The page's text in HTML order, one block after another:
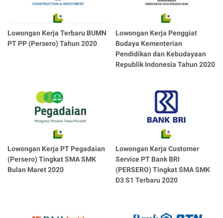
Lowongan Kerja Terbaru BUMN
PT PP (Persero) Tahun 2020
Lowongan Kerja Penggiat
Budaya Kementerian
Pendidikan dan Kebudayaan
Republik Indonesia Tahun 2020
Lowongan Kerja PT Pegadaian
(Persero) Tingkat SMA SMK
Bulan Maret 2020
Lowongan Kerja Customer
Service PT Bank BRI
(PERSERO) Tingkat SMA SMK
D3 S1 Terbaru 2020